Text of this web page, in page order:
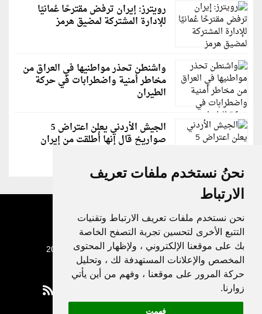
نحنُ نستخدم ملفات تعريف
الارتباط
نحن نستخدم ملفات تعريف الارتباط وتقنيات
التتبع الأخرى لتحسين تجربة التصفح الخاصة
بك على موقعنا الإلكتروني ، ولإظهار المحتوى
المخصص والإعلانات المستهدفة لك ، وتحليل
حركة المرور على موقعنا ، وفهم من أين يأتي
زوارنا.
فهمت
رويترز: إيران ترفض مقترحًا عُمانيًا
للإدارة المشتركة لمضيق هرمز
واشنطن تحذر مواطنيها في العراق من
مخاطر أمنية واضطرابات في حركة
الطيران
الجيش الأردني يعلن اعتراض 5
صواريخ قال إنها أُطلقت من إيران
جميع الحقوق محفوظة لدنيا الوطن © 2003 - 2022